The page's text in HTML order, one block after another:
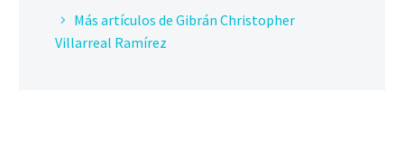
Más artículos de Gibrán Christopher
Villarreal Ramírez